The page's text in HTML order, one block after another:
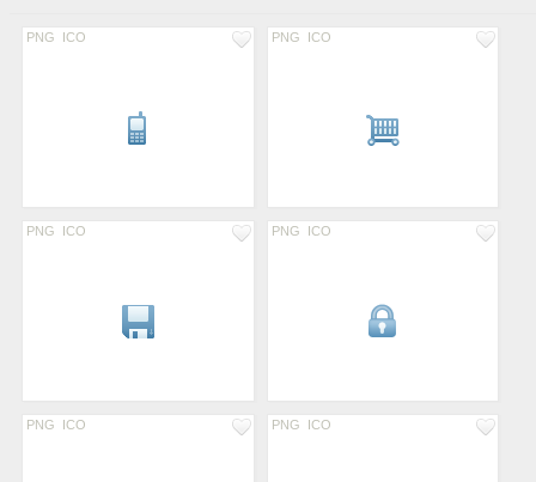
PNG ICO PNG ICO
PNG ICO PNG ICO
PNG ICO PNG ICO